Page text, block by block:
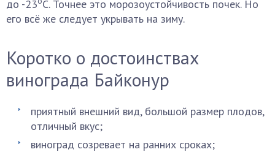
до -23 С. Точнее это морозоустойчивость почек. Но
его всё же следует укрывать на зиму.
Коротко о достоинствах
винограда Байконур
приятный внешний вид, большой размер плодов,
отличный вкус;
виноград созревает на ранних сроках;